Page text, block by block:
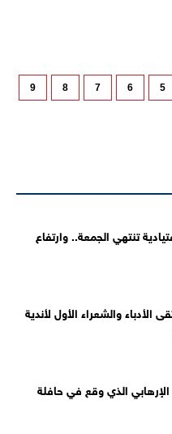
5
6
7
8
9
تنتهي الجمعة.. وارتفاع
الأدباء والشعراء الأول لأندية
الإرهابي الذي وقع في حافلة